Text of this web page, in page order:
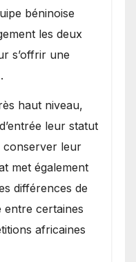
béninoise
les deux
s’offrir une
haut niveau,
leur statut
conserver leur
met également
différences de
entre certaines
africaines